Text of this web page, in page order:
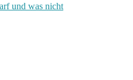
und was nicht